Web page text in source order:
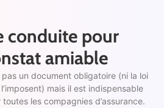
conduite pour
amiable
pas un document obligatoire (ni la loi
mais il est indispensable
les compagnies d’assurance.